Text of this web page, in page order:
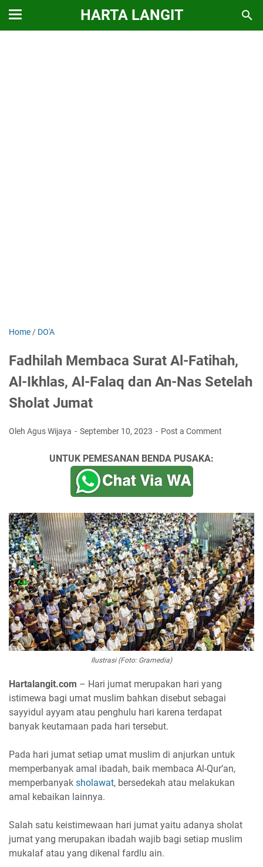
HARTA LANGIT
Home / DO'A
Fadhilah Membaca Surat Al-Fatihah,
Al-Ikhlas, Al-Falaq dan An-Nas Setelah
Sholat Jumat
Oleh Agus Wijaya September 10, 2023 Post a Comment
UNTUK PEMESANAN BENDA PUSAKA:
Ilustrasi (Foto: Gramedia)
Hartalangit.com – Hari jumat merupakan hari yang
istimewa bagi umat muslim bahkan disebut sebagai
sayyidul ayyam atau penghulu hari karena terdapat
banyak keutamaan pada hari tersebut.
Pada hari jumat setiap umat muslim di anjurkan untuk
memperbanyak amal ibadah, baik membaca Al-Qur’an,
memperbanyak sholawat, bersedekah atau melakukan
amal kebaikan lainnya.
Salah satu keistimewaan hari jumat yaitu adanya sholat
jumat yang merupakan ibadah wajib bagi setiap muslim
mukalaf atau yang dikenal fardlu ain.